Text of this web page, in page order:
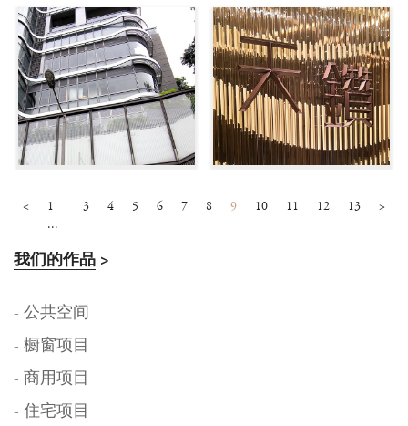
<
1
...
3 4 5 6 7 8 9 10 11 12 13 >
我们的作品 >
- 公共空间
- 橱窗项目
- 商用项目
- 住宅项目